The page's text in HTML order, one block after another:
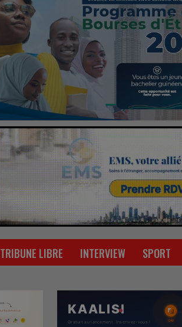
TRIBUNE LIBRE INTERVIEW SPORT